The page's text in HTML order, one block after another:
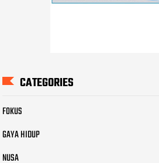
CATEGORIES
FOKUS
GAYA HIDUP
NUSA